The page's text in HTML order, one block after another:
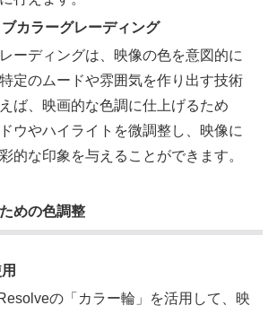
カラーグレーディング
ーディングは、映像の色を意図的に
定のムードや雰囲気を作り出す技術
ば、映画的な色調に仕上げるため
ウやハイライトを微調整し、映像に
的な印象を与えることができます。
めの色調整
の「カラー輪」を活用して、映